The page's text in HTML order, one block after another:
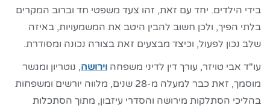
בידי הילדים. יחד עם זאת, זהו צעד משפטי חד וברוב המקרים
בלתי הפיך, ולכן חשוב להבין היטב את המשמעויות, באיזה
שלב נכון לפעול, וכיצד מבצעים זאת בצורה נכונה ומסודרת.
עו"ד אבי טויזר, עורך דין לדיני משפחה וירושה, נוטריון ומגשר
מוסמך, זאת כבר למעלה מ-28 שנים, מלווה יורשים ומשפחות
בהליכי הסתלקות מירושה והסדרי עיזבון, מתוך הסתכלות